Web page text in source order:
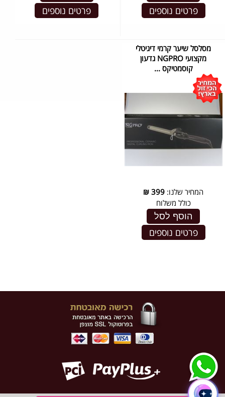
פרטים נוספים פרטים נוספים
מסלסל שיער קרמי דיגיטלי
מקצועי NGPRO גדעון
קוסמטיקס ...
המחיר שלנו: 399
₪
כולל משלוח
הוסף לסל
פרטים נוספים